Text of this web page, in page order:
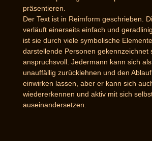
präsentieren.
Der Text ist in Reimform geschrieben.
verläuft einerseits einfach und
ist sie durch viele symbolische
darstellende Personen gekennzeichnet
anspruchsvoll. Jedermann kann sich
unauffällig zurücklehnen und den
einwirken lassen, aber er kann sich
wiedererkennen und aktiv mit sich
auseinandersetzen.